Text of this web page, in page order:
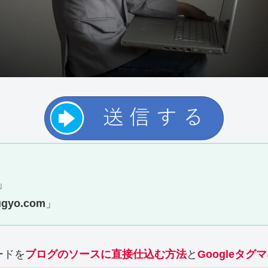
」
ドをブログのソースに直接仕込む方法と Googleタグ